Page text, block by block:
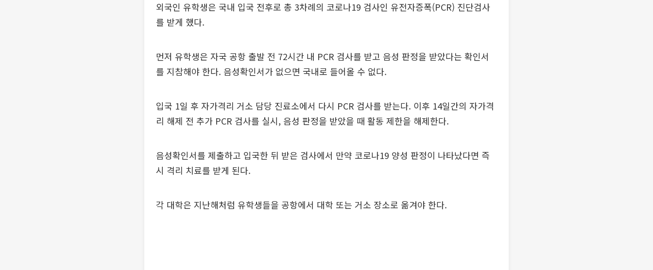
외국인 유학생은 국내 입국 전후로 총 3차례의 코로나19 검사인 유전자증폭(PCR) 진단검사
를 받게 했다.
먼저 유학생은 자국 공항 출발 전 72시간 내 PCR 검사를 받고 음성 판정을 받았다는 확인서
를 지참해야 한다. 음성확인서가 없으면 국내로 들어올 수 없다.
입국 1일 후 자가격리 거소 담당 진료소에서 다시 PCR 검사를 받는다. 이후 14일간의 자가격
리 해제 전 추가 PCR 검사를 실시, 음성 판정을 받았을 때 활동 제한을 해제한다.
음성확인서를 제출하고 입국한 뒤 받은 검사에서 만약 코로나19 양성 판정이 나타났다면 즉
시 격리 치료를 받게 된다.
각 대학은 지난해처럼 유학생들을 공항에서 대학 또는 거소 장소로 옮겨야 한다.